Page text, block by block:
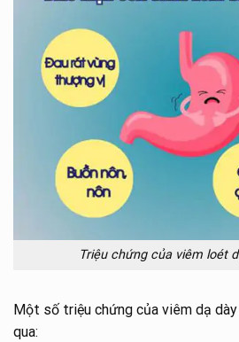
Triệu chứng của viêm loét
Một số triệu chứng của viêm dạ
qua: